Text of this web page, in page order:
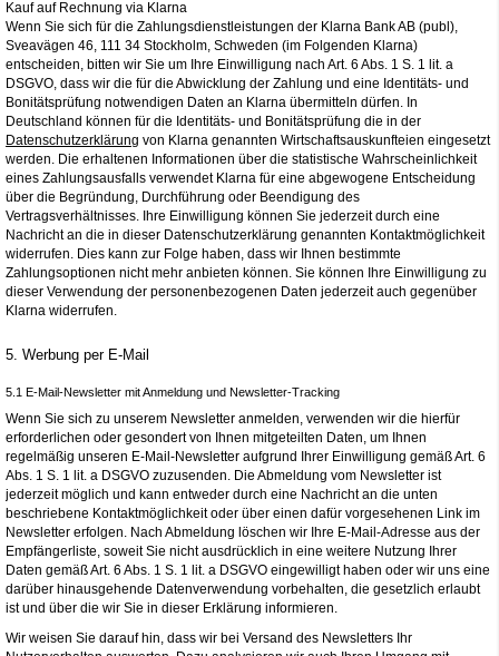
Kauf auf Rechnung via Klarna
Wenn Sie sich für die Zahlungsdienstleistungen der Klarna Bank AB (publ),
Sveavägen 46, 111 34 Stockholm, Schweden (im Folgenden Klarna)
entscheiden, bitten wir Sie um Ihre Einwilligung nach Art. 6 Abs. 1 S. 1 lit. a
DSGVO, dass wir die für die Abwicklung der Zahlung und eine Identitäts- und
Bonitätsprüfung notwendigen Daten an Klarna übermitteln dürfen. In
Deutschland können für die Identitäts- und Bonitätsprüfung die in der
Datenschutzerklärung von Klarna genannten Wirtschaftsauskunfteien eingesetzt
werden. Die erhaltenen Informationen über die statistische Wahrscheinlichkeit
eines Zahlungsausfalls verwendet Klarna für eine abgewogene Entscheidung
über die Begründung, Durchführung oder Beendigung des
Vertragsverhältnisses. Ihre Einwilligung können Sie jederzeit durch eine
Nachricht an die in dieser Datenschutzerklärung genannten Kontaktmöglichkeit
widerrufen. Dies kann zur Folge haben, dass wir Ihnen bestimmte
Zahlungsoptionen nicht mehr anbieten können. Sie können Ihre Einwilligung zu
dieser Verwendung der personenbezogenen Daten jederzeit auch gegenüber
Klarna widerrufen.
5. Werbung per E-Mail
5.1 E-Mail-Newsletter mit Anmeldung und Newsletter-Tracking
Wenn Sie sich zu unserem Newsletter anmelden, verwenden wir die hierfür
erforderlichen oder gesondert von Ihnen mitgeteilten Daten, um Ihnen
regelmäßig unseren E-Mail-Newsletter aufgrund Ihrer Einwilligung gemäß Art. 6
Abs. 1 S. 1 lit. a DSGVO zuzusenden. Die Abmeldung vom Newsletter ist
jederzeit möglich und kann entweder durch eine Nachricht an die unten
beschriebene Kontaktmöglichkeit oder über einen dafür vorgesehenen Link im
Newsletter erfolgen. Nach Abmeldung löschen wir Ihre E-Mail-Adresse aus der
Empfängerliste, soweit Sie nicht ausdrücklich in eine weitere Nutzung Ihrer
Daten gemäß Art. 6 Abs. 1 S. 1 lit. a DSGVO eingewilligt haben oder wir uns eine
darüber hinausgehende Datenverwendung vorbehalten, die gesetzlich erlaubt
ist und über die wir Sie in dieser Erklärung informieren.
Wir weisen Sie darauf hin, dass wir bei Versand des Newsletters Ihr